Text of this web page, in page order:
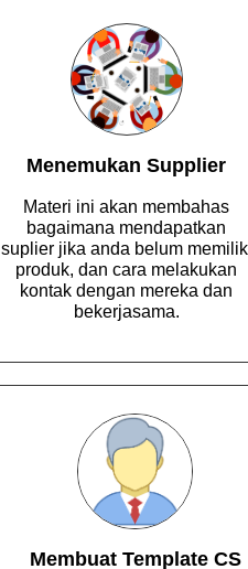
Menemukan Supplier
Materi ini akan membahas
bagaimana mendapatkan
suplier jika anda belum
produk, dan cara melakukan
kontak dengan mereka dan
bekerjasama.
Membuat Template CS